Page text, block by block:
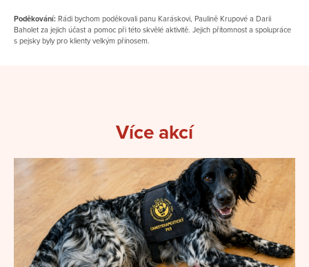
Poděkování: Rádi bychom poděkovali panu Karáskovi, Paulině Krupové a Darii
Baholet za jejich účast a pomoc při této skvělé aktivitě. Jejich přítomnost a spolupráce
s pejsky byly pro klienty velkým přínosem.
Více akcí